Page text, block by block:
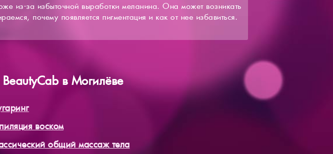
из-за избыточной выработки меланина. Она может возникать
почему появляется пигментация и как от нее избавиться.
BeautyCab в Могилёве
воском
общий массаж тела